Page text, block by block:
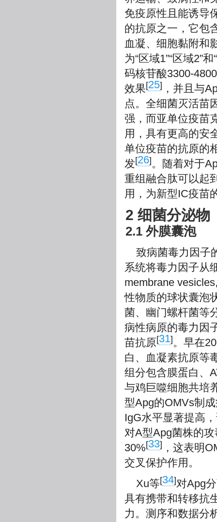
免疫原性且能诱导
的抗原之一，它包
血凝、细胞黏附和
为“区域1”“区域2”
码核苷酸3300-
效果[25] ，并且与
点。全细菌灭活苗
强，而亚单位疫苗
用，具有更高的安
单位疫苗的抗原的
发[26]。随着对于
重组融合肽可以起
用，为新型IC疫苗
2 细菌分泌物
2.1 外膜囊泡
致病菌毒力因子
系统将毒力因子从
membrane
性物质的球状囊泡
菌、幽门螺杆菌等
病性病原的毒力因
苗抗原[31]。早在
白、血凝素抗原等
组分包含膜蛋白、
与鸡巨噬细胞共培
型Apg的OMVs制
IgG水平显著提高
对A型Apg菌株的
30%[33] ，这表明
交叉保护作用。
Xu等[34]对Apg
具有携带和转移抗
力。测序和数据分